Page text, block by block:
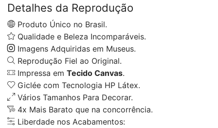
Detalhes da Reprodução
Produto Único no Brasil.
Qualidade e Beleza Incomparáveis.
Imagens Adquiridas em Museus.
Reprodução Fiel ao Original.
Impressa em Tecido Canvas.
Giclée com Tecnologia HP Látex.
Vários Tamanhos Para Decorar.
4x Mais Barato que na concorrência.
Liberdade nos Acabamentos: